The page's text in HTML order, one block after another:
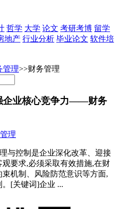
哲学 大学 论文 考研考博 留学
地产 行业分析 毕业论文 软件培
管理>>财务管理
企业核心竞争力——财务
理
与控制是企业深化改革、迎接
要求,必须采取有效措施,在财
机制、风险防范意识等方面,
[关键词]企业 ...